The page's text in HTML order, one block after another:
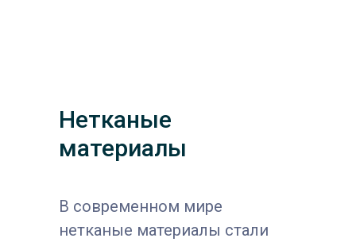
Нетканые
материалы
В современном мире
нетканые материалы стали